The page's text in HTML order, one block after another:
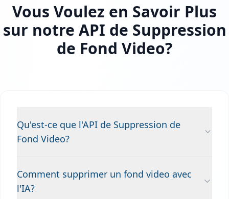
Vous Voulez en Savoir Plus
sur notre API de Suppression
de Fond Video?
Qu'est-ce que l'API de Suppression de
Fond Video?
Comment supprimer un fond video avec
l'IA?